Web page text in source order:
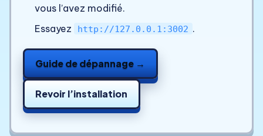
vous l’avez modifié.
Essayez
http://127.0.0.1:3002 .
Guide de dépannage →
Revoir l’installation